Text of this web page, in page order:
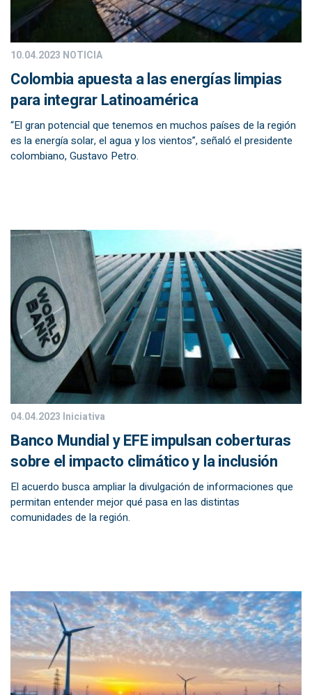
10.04.2023 NOTICIA
Colombia apuesta a las energías limpias
para integrar Latinoamérica
“El gran potencial que tenemos en muchos países de la región
es la energía solar, el agua y los vientos”, señaló el presidente
colombiano, Gustavo Petro.
04.04.2023 Iniciativa
Banco Mundial y EFE impulsan coberturas
sobre el impacto climático y la inclusión
El acuerdo busca ampliar la divulgación de informaciones que
permitan entender mejor qué pasa en las distintas
comunidades de la región.